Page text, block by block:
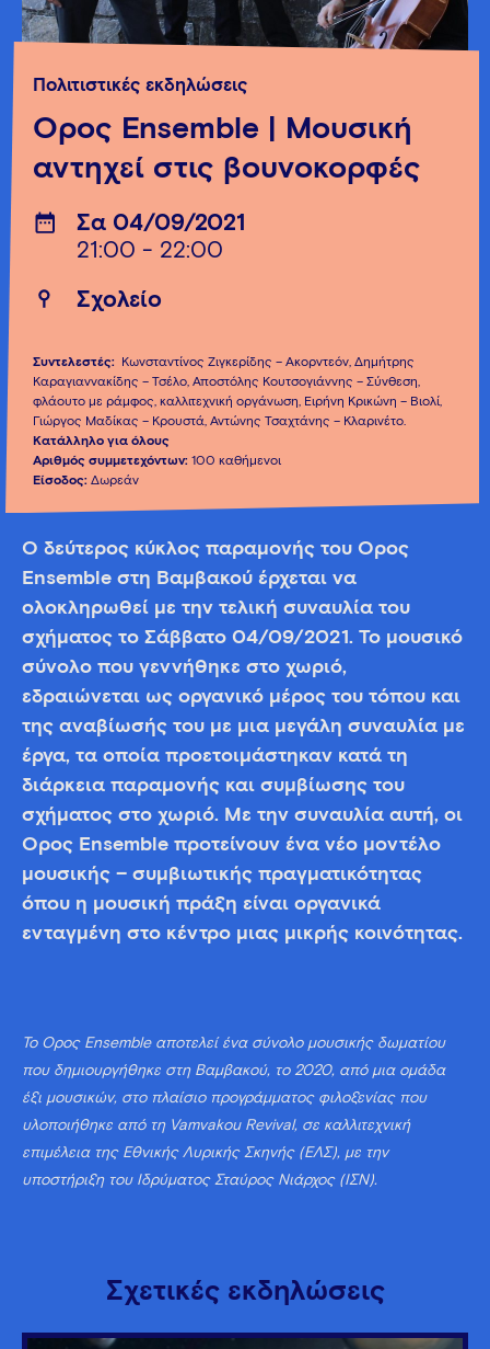
Πολιτιστικές εκδηλώσεις
Όρος Ensemble | Μουσική
αντηχεί στις βουνοκορφές
Σα 04/09/2021
21:00 - 22:00
Σχολείο
Συντελεστές:
Κωνσταντίνος Ζιγκερίδης – Ακορντεόν, Δημήτρης
Καραγιαννακίδης – Τσέλο, Αποστόλης Κουτσογιάννης – Σύνθεση,
φλάουτο με ράμφος, καλλιτεχνική οργάνωση, Ειρήνη Κρικώνη – Βιολί,
Γιώργος Μαδίκας – Κρουστά, Αντώνης Τσαχτάνης – Κλαρινέτο.
Κατάλληλο για όλους
Αριθμός συμμετεχόντων: 100 καθήμενοι
Είσοδος: Δωρεάν
Ο δεύτερος κύκλος παραμονής του Όρος
Ensemble στη Βαμβακού έρχεται να
ολοκληρωθεί με την τελική συναυλία του
σχήματος το Σάββατο 04/09/2021. Το μουσικό
σύνολο που γεννήθηκε στο χωριό,
εδραιώνεται ως οργανικό μέρος του τόπου και
της αναβίωσής του με μια μεγάλη συναυλία με
έργα, τα οποία προετοιμάστηκαν κατά τη
διάρκεια παραμονής και συμβίωσης του
σχήματος στο χωριό. Με την συναυλία αυτή, οι
Όρος Εnsemble προτείνουν ένα νέο μοντέλo
μουσικής – συμβιωτικής πραγματικότητας
όπου η μουσική πράξη είναι οργανικά
ενταγμένη στο κέντρο μιας μικρής κοινότητας.
Το Όρος Ensemble αποτελεί ένα σύνολο μουσικής δωματίου
που δημιουργήθηκε στη Βαμβακού, το 2020, από μια ομάδα
έξι μουσικών, στο πλαίσιο προγράμματος φιλοξενίας που
υλοποιήθηκε από τη Vamvakou Revival, σε καλλιτεχνική
επιμέλεια της Εθνικής Λυρικής Σκηνής (ΕΛΣ), με την
υποστήριξη του Ιδρύματος Σταύρος Νιάρχος (ΙΣΝ).
Σχετικές εκδηλώσεις